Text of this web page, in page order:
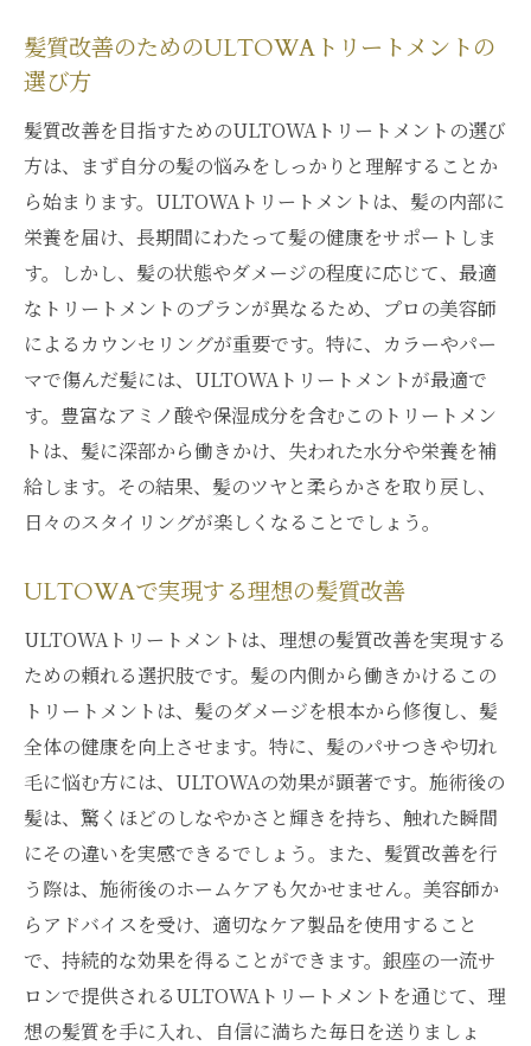
髪質改善のためのULTOWAトリートメントの
選び方
髪質改善を目指すためのULTOWAトリートメントの選び
方は、まず自分の髪の悩みをしっかりと理解することか
ら始まります。ULTOWAトリートメントは、髪の内部に
栄養を届け、長期間にわたって髪の健康をサポートしま
す。しかし、髪の状態やダメージの程度に応じて、最適
なトリートメントのプランが異なるため、プロの美容師
によるカウンセリングが重要です。特に、カラーやパー
マで傷んだ髪には、ULTOWAトリートメントが最適で
す。豊富なアミノ酸や保湿成分を含むこのトリートメン
トは、髪に深部から働きかけ、失われた水分や栄養を補
給します。その結果、髪のツヤと柔らかさを取り戻し、
日々のスタイリングが楽しくなることでしょう。
ULTOWAで実現する理想の髪質改善
ULTOWAトリートメントは、理想の髪質改善を実現する
ための頼れる選択肢です。髪の内側から働きかけるこの
トリートメントは、髪のダメージを根本から修復し、髪
全体の健康を向上させます。特に、髪のパサつきや切れ
毛に悩む方には、ULTOWAの効果が顕著です。施術後の
髪は、驚くほどのしなやかさと輝きを持ち、触れた瞬間
にその違いを実感できるでしょう。また、髪質改善を行
う際は、施術後のホームケアも欠かせません。美容師か
らアドバイスを受け、適切なケア製品を使用すること
で、持続的な効果を得ることができます。銀座の一流サ
ロンで提供されるULTOWAトリートメントを通じて、理
想の髪質を手に入れ、自信に満ちた毎日を送りましょ